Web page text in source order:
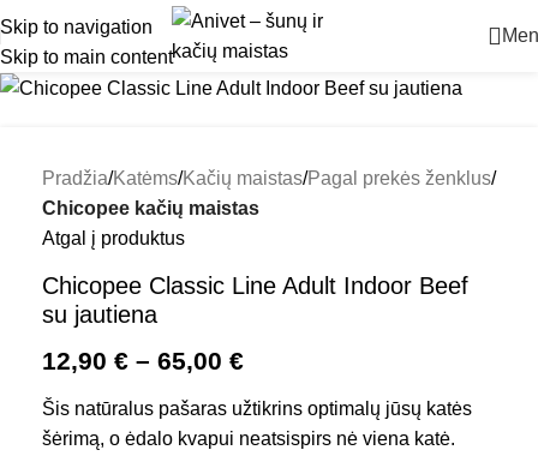
Skip to navigation
Skip to main content
Pradžia Katėms Kačių maistas Pagal prekės ženklus
Chicopee kačių maistas
Atgal į produktus
Chicopee Classic Line Adult Indoor Beef
su jautiena
12,90 € – 65,00 €
Šis natūralus pašaras užtikrins optimalų jūsų katės
šėrimą, o ėdalo kvapui neatsispirs nė viena katė.